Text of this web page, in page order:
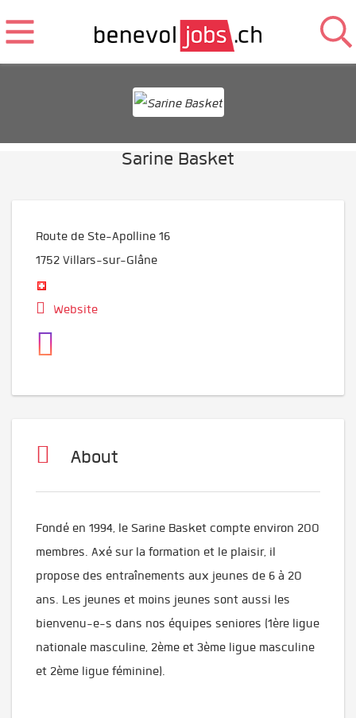
Sarine Basket
Route de Ste-Apolline 16
1752 Villars-sur-Glâne
Website
About
Fondé en 1994, le Sarine Basket compte environ 200
membres. Axé sur la formation et le plaisir, il
propose des entraînements aux jeunes de 6 à 20
ans. Les jeunes et moins jeunes sont aussi les
bienvenu-e-s dans nos équipes seniores (1ère ligue
nationale masculine, 2ème et 3ème ligue masculine
et 2ème ligue féminine).